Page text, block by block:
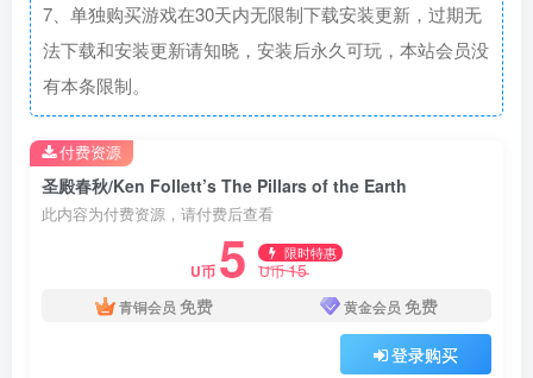
7、单独购买游戏在30天内无限制下载安装更新，过期无
法下载和安装更新请知晓，安装后永久可玩，本站会员没
有本条限制。
圣殿春秋/Ken Follett’s The Pillars of the Earth
此内容为付费资源，请付费后查看
U币 5 限时特惠
U币15
青铜会员 免费 黄金会员 免费
登录购买
付费资源